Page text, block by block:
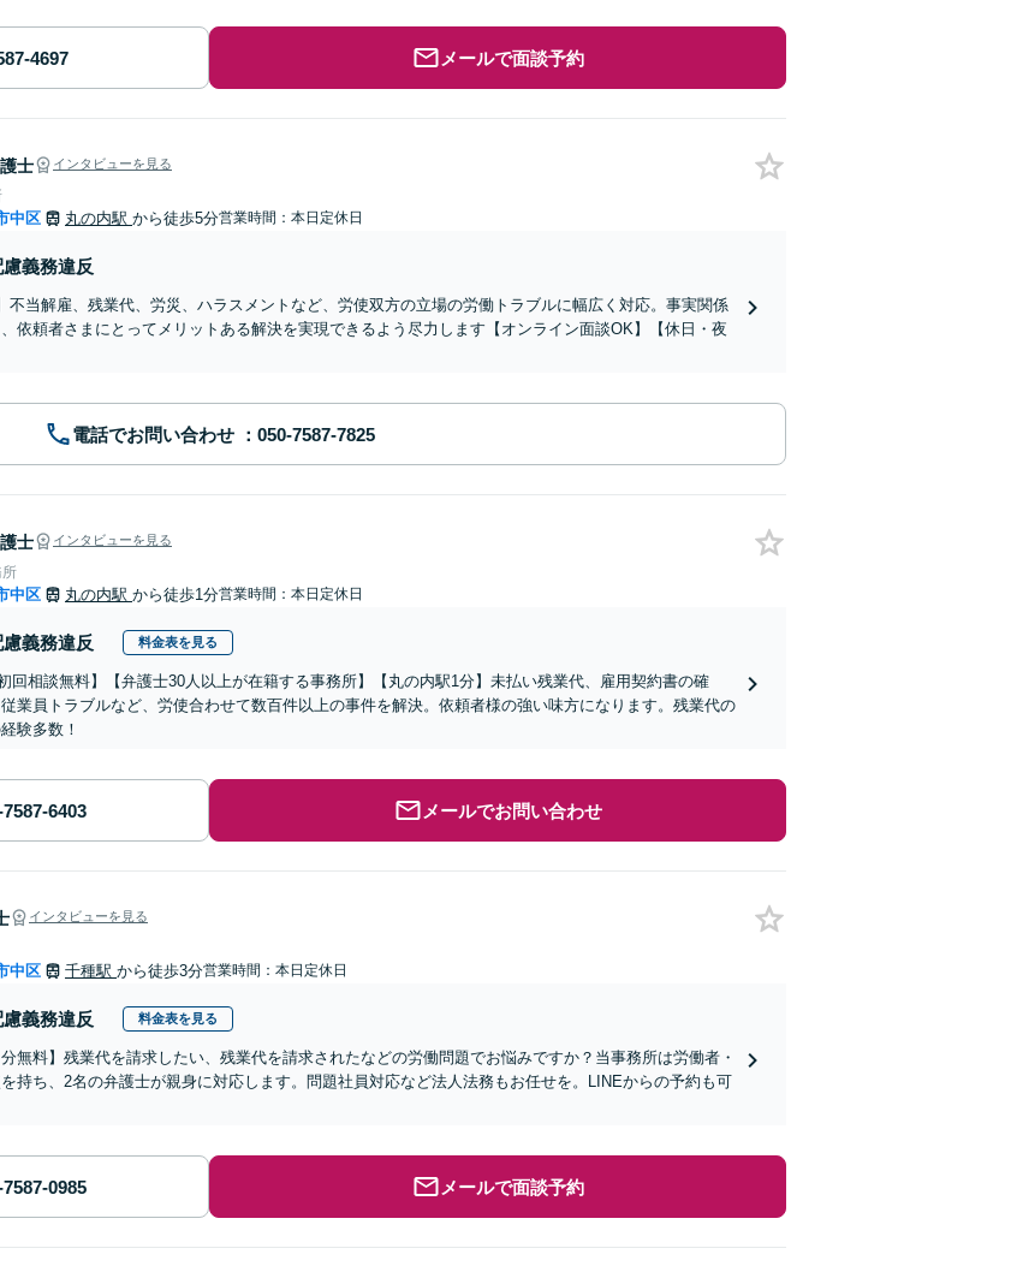
メールで面談予約
士 インタビューを見る
中区 丸の内駅 から徒歩5分営業時間：本日定休日
義務違反
不当解雇、残業代、労災、ハラスメントなど、労使双方の立場の労働トラブルに幅広く対応。事実関係
依頼者さまにとってメリットある解決を実現できるよう尽力します【オンライン面談OK】【休日・夜
電話でお問い合わせ
士 インタビューを見る
中区 丸の内駅 から徒歩1分営業時間：本日定休日
義務違反 料金表を見る
回相談無料】【弁護士30人以上が在籍する事務所】【丸の内駅1分】未払い残業代、雇用契約書の確
業員トラブルなど、労使合わせて数百件以上の事件を解決。依頼者様の強い味方になります。残業代の
験多数！
メールでお問い合わせ
インタビューを見る
中区 千種駅 から徒歩3分営業時間：本日定休日
義務違反 料金表を見る
分無料】残業代を請求したい、残業代を請求されたなどの労働問題でお悩みですか？当事務所は労働者・
持ち、2名の弁護士が親身に対応します。問題社員対応など法人法務もお任せを。LINEからの予約も可
メールで面談予約